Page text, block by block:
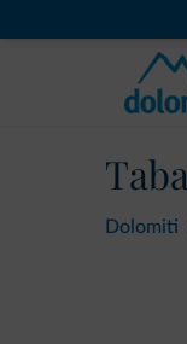
Taba
Dolomiti